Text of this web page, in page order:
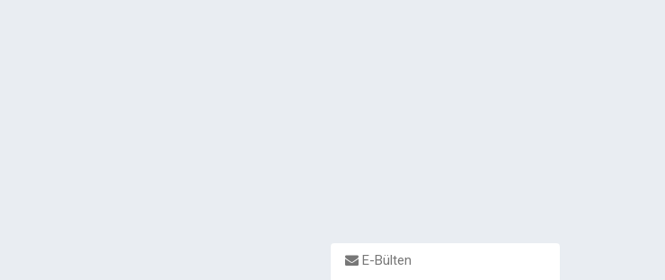
E-Bülten